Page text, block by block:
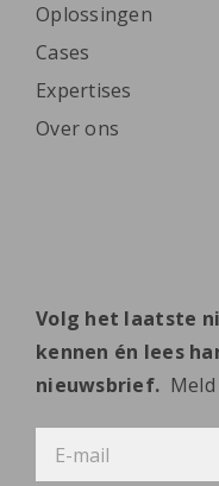
Oplossingen
Cases
Expertises
Over ons
Volg het laatste
kennen én lees
nieuwsbrief.
mailadres